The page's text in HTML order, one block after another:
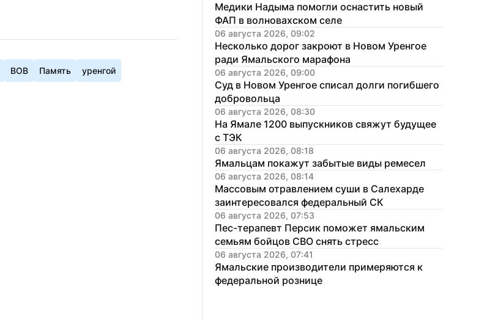
ВОВ Память уренгой
Медики Надыма помогли оснастить новый
ФАП в волновахском селе
06 августа 2026, 09:02
Несколько дорог закроют в Новом Уренгое
ради Ямальского марафона
06 августа 2026, 09:00
Суд в Новом Уренгое списал долги погибшего
добровольца
06 августа 2026, 08:30
На Ямале 1200 выпускников свяжут будущее
с ТЭК
06 августа 2026, 08:18
Ямальцам покажут забытые виды ремесел
06 августа 2026, 08:14
Массовым отравлением суши в Салехарде
заинтересовался федеральный СК
06 августа 2026, 07:53
Пес-терапевт Персик поможет ямальским
семьям бойцов СВО снять стресс
06 августа 2026, 07:41
Ямальские производители примеряются к
федеральной рознице